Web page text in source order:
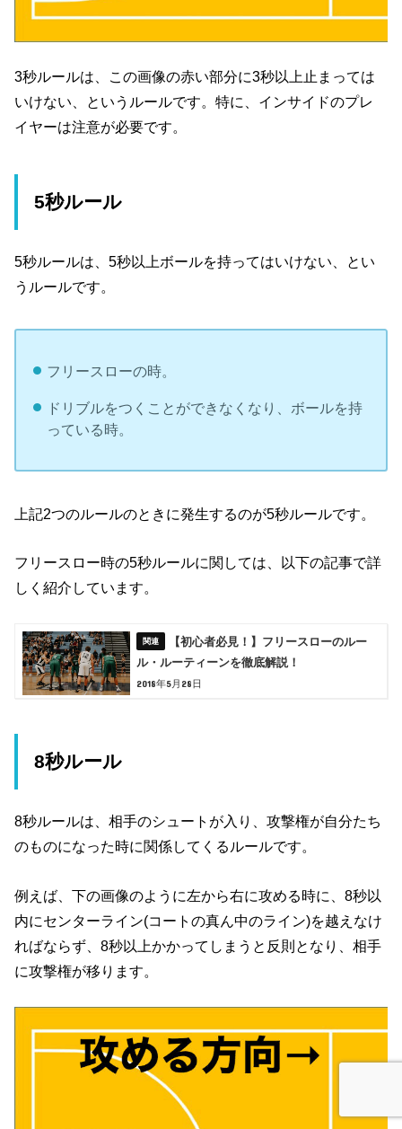
3秒ルールは、この画像の赤い部分に3秒以上止まっては
いけない、というルールです。特に、インサイドのプレ
イヤーは注意が必要です。
5秒ルール
5秒ルールは、5秒以上ボールを持ってはいけない、とい
うルールです。
フリースローの時。
ドリブルをつくことができなくなり、ボールを持
っている時。
上記2つのルールのときに発生するのが5秒ルールです。
フリースロー時の5秒ルールに関しては、以下の記事で詳
しく紹介しています。
【初心者必見！】フリースローのルー
ル・ルーティーンを徹底解説！
2018年5月28日
8秒ルール
8秒ルールは、相手のシュートが入り、攻撃権が自分たち
のものになった時に関係してくるルールです。
例えば、下の画像のように左から右に攻める時に、8秒以
内にセンターライン(コートの真ん中のライン)を越えなけ
ればならず、8秒以上かかってしまうと反則となり、相手
に攻撃権が移ります。